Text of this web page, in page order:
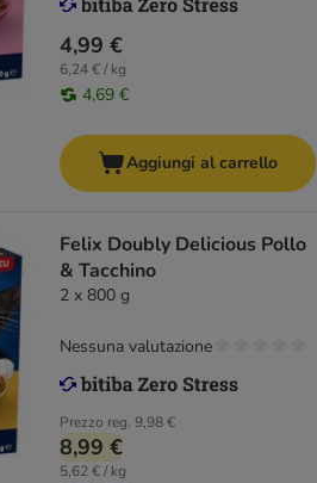
4,99 €
6,24 € / kg
4,69 €
Aggiungi al carrello
Felix Doubly Delicious Pollo
& Tacchino
2 x 800 g
Prezzo reg. 9,98 €
8,99 €
5,62 € / kg
Nessuna valutazione